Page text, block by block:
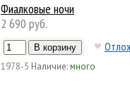
Фиалковые ночи
2 690 руб.
1978-5 Наличие:много